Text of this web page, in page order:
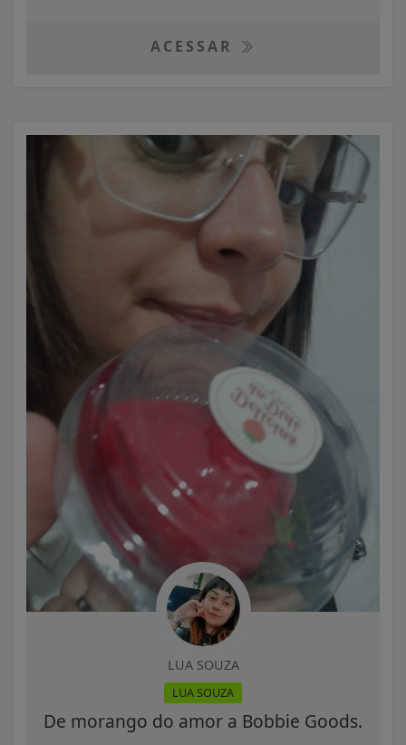
ACESSAR
LUA SOUZA
LUA SOUZA
De morango do amor a Bobbie Goods.